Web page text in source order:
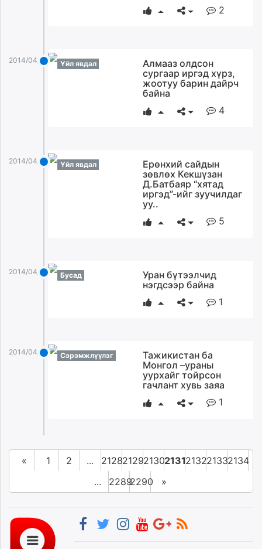
2
2014/04/22 Үйл явдал
Алмааз олдсон
сургаар иргэд хүрз,
жоотуу барин дайрч
байна
4
2014/04/22 Үйл явдал
Ерөнхий сайдын
зөвлөх Кекшүзан
Д.Батбаяр “хятад
иргэд”-ийг зуучилдаг
уу..
5
2014/04/22 Бусад
Уран бүтээлчид
нэгдсээр байна
1
2014/04/22 Сэрэмжлүүлэг
Тажикистан ба
Монгол –ураны
уурхайг тойрсон
гачлант хувь заяа
1
« 1 2 ... 2128212921302131213221332134
...
22892290 »